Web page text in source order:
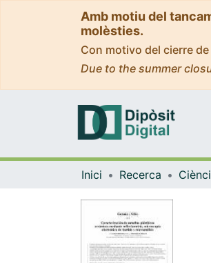
Amb motiu del
molèsties.
Con motivo del cierre
Due to the summer
Inici Recerca